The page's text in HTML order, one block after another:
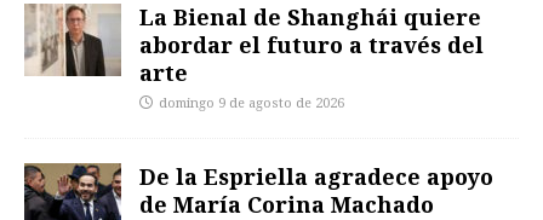
La Bienal de Shanghái quiere
abordar el futuro a través del
arte
domingo 9 de agosto de 2026
De la Espriella agradece apoyo
de María Corina Machado